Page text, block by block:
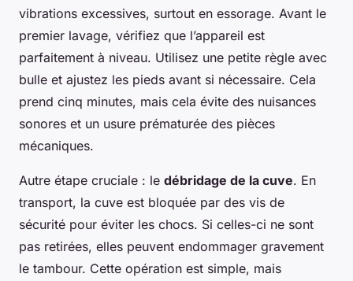
vibrations excessives, surtout en essorage. Avant le
premier lavage, vérifiez que l’appareil est
parfaitement à niveau. Utilisez une petite règle avec
bulle et ajustez les pieds avant si nécessaire. Cela
prend cinq minutes, mais cela évite des nuisances
sonores et un usure prématurée des pièces
mécaniques.
Autre étape cruciale : le débridage de la cuve. En
transport, la cuve est bloquée par des vis de
sécurité pour éviter les chocs. Si celles-ci ne sont
pas retirées, elles peuvent endommager gravement
le tambour. Cette opération est simple, mais